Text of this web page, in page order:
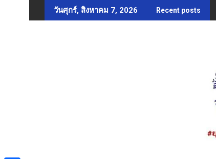
to
วันศุกร์, สิงหาคม 7, 2026 Recent posts